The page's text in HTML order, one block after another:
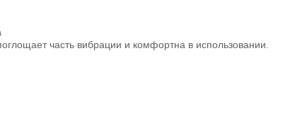
часть вибрации и комфортна в использовании.